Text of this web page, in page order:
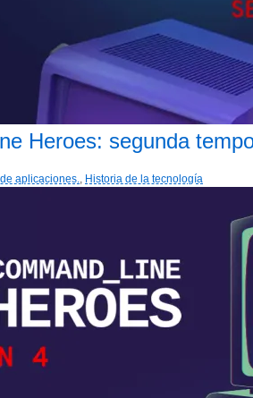
Heroes: segunda
aplicaciones., Historia de la tecnología